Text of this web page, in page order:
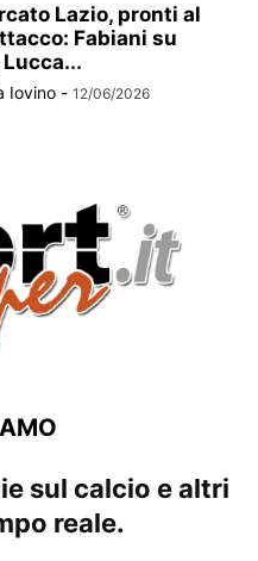
Lazio, pronti al
Fabiani su
Iovino - 12/06/2026
sul calcio e altri
reale.